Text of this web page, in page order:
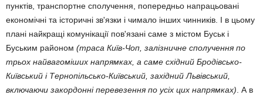
пунктів, транспортне спо­лучення, попередньо напрацьо­вані
економічні та історичні зв'язки і чимало інших чинників. І в цьому
плані найкращі комунікації пов'я­зані саме з містом Буськ і
Буським ра­йоном (траса Київ-Чоп, заліз­ничне сполучення по
трьох най­вагоміших напрямках, а саме схід­ний Бродів­сько-
Київський і Тер­нопільсько-Київський, західний Львівський,
включаючи закордонні перевезення по усіх цих напрям­ках) . А в